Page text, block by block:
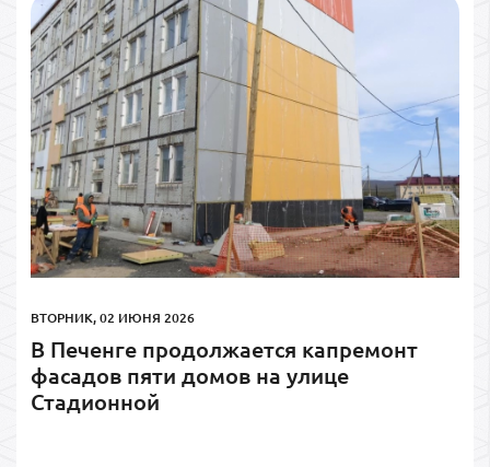
ВТОРНИК, 02 ИЮНЯ 2026
В Печенге продолжается капремонт
фасадов пяти домов на улице
Стадионной